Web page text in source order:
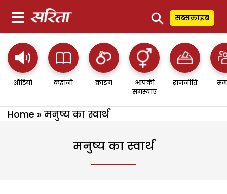
⚲ सब्सक्राइब
ऑडियो कहानी क्राइम
आपकी
समस्याएं
राजनीति
Home » मनुष्य का स्वार्थ
मनुष्य का स्वार्थ